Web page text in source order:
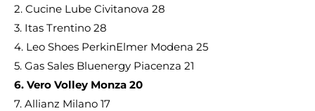
2. Cucine Lube Civitanova 28
3. Itas Trentino 28
4. Leo Shoes PerkinElmer Modena 25
5. Gas Sales Bluenergy Piacenza 21
6. Vero Volley Monza 20
7. Allianz Milano 17